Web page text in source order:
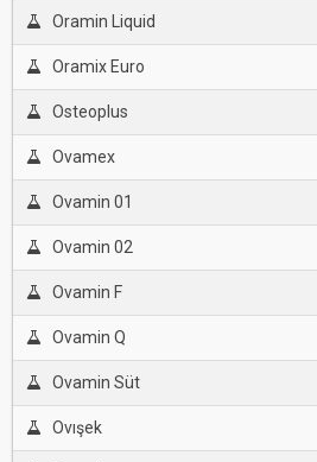
Oramin Liquid
Oramix Euro
Osteoplus
Ovamex
Ovamin 01
Ovamin 02
Ovamin F
Ovamin Q
Ovamin Süt
Ovışek